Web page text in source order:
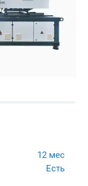
12 мес
Есть